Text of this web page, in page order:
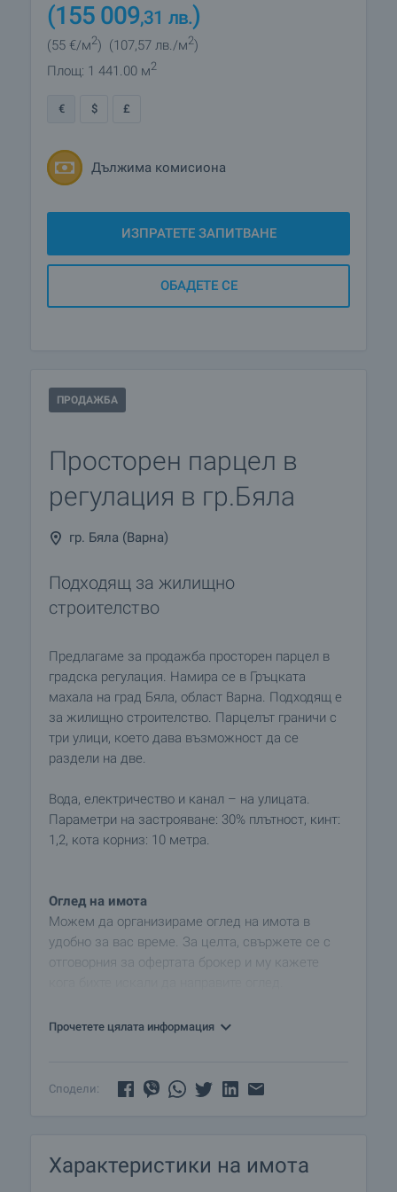
(155 009,31 лв.)
(55 €/м2) (107,57 лв./м2)
Площ: 1 441.00 м2
€ $ £
Дължима комисиона
ИЗПРАТЕТЕ ЗАПИТВАНЕ
ОБАДЕТЕ СЕ
ПРОДАЖБА
Просторен парцел в
регулация в гр.Бяла
гр. Бяла (Варна)
Подходящ за жилищно
строителство
Предлагаме за продажба просторен парцел в
градска регулация. Намира се в Гръцката
махала на град Бяла, област Варна. Подходящ е
за жилищно строителство. Парцелът граничи с
три улици, което дава възможност да се
раздели на две.
Вода, електричество и канал – на улицата.
Параметри на застрояване: 30% плътност, кинт:
1,2, кота корниз: 10 метра.
Оглед на имота
Можем да организираме оглед на имота в
удобно за вас време. За целта, свържете се с
отговорния за офертата брокер и му кажете
Резервация на имота
което се прекратява провеждането на огледи с
брокер за този имот за подробна информация
Прочетете цялата информация
Сподели:
Характеристики на имота